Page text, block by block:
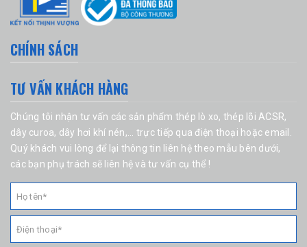
CHÍNH SÁCH
TƯ VẤN KHÁCH HÀNG
Chúng tôi nhận tư vấn các sản phẩm thép lò xo, thép lõi ACSR,
dây curoa, dây hơi khí nén,... trực tiếp qua điện thoại hoặc email.
Quý khách vui lòng để lại thông tin liên hệ theo mẫu bên dưới,
các bạn phụ trách sẽ liên hệ và tư vấn cụ thể !